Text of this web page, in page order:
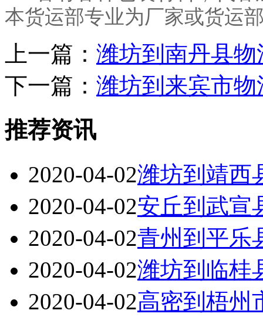
本货运部专业为厂家或货运
上一篇： 潍坊到南丹县
下一篇： 潍坊到来宾市
推荐资讯
2020-04-02潍坊到靖西
2020-04-02安丘到武宣
2020-04-02青州到平乐
2020-04-02潍坊到临桂
2020-04-02高密到梧州